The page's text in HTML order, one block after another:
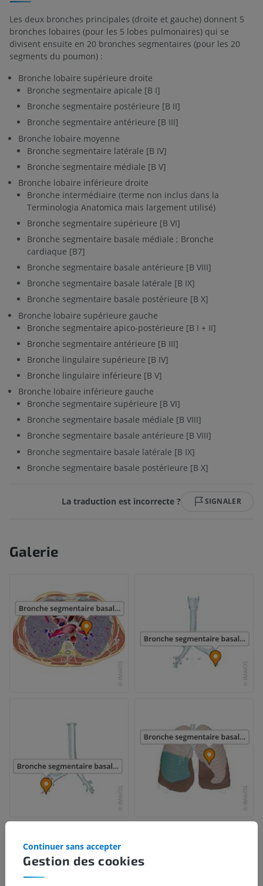
Les deux bronches principales (droite et gauche) donnent 5
bronches lobaires (pour les 5 lobes pulmonaires) qui se
divisent ensuite en 20 bronches segmentaires (pour les 20
segments du poumon) :
Bronche lobaire supérieure droite
Bronche segmentaire apicale [B I]
Bronche segmentaire postérieure [B II]
Bronche segmentaire antérieure [B III]
Bronche lobaire moyenne
Bronche segmentaire latérale [B IV]
Bronche segmentaire médiale [B V]
Bronche lobaire inférieure droite
Bronche intermédiaire (terme non inclus dans la
Terminologia Anatomica mais largement utilisé)
Bronche segmentaire supérieure [B VI]
Bronche segmentaire basale médiale ; Bronche
cardiaque [B7]
Bronche segmentaire basale antérieure [B VIII]
Bronche segmentaire basale latérale [B IX]
Bronche segmentaire basale postérieure [B X]
Bronche lobaire supérieure gauche
Bronche segmentaire apico-postérieure [B I + II]
Bronche segmentaire antérieure [B III]
Bronche lingulaire supérieure [B IV]
Bronche lingulaire inférieure [B V]
Bronche lobaire inférieure gauche
Bronche segmentaire supérieure [B VI]
Bronche segmentaire basale médiale [B VIII]
Bronche segmentaire basale antérieure [B VIII]
Bronche segmentaire basale latérale [B IX]
Bronche segmentaire basale postérieure [B X]
La traduction est incorrecte ? SIGNALER
Galerie
Gestion des cookies
Continuer sans accepter